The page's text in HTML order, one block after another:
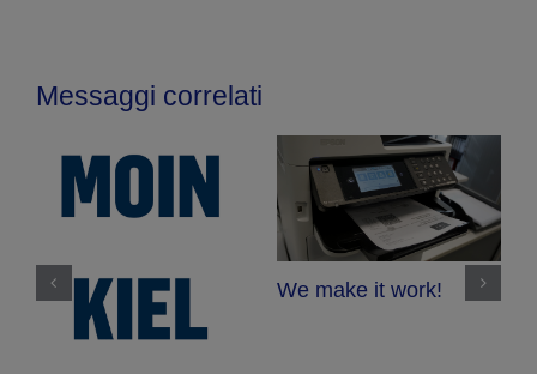
Messaggi correlati
We make it work!